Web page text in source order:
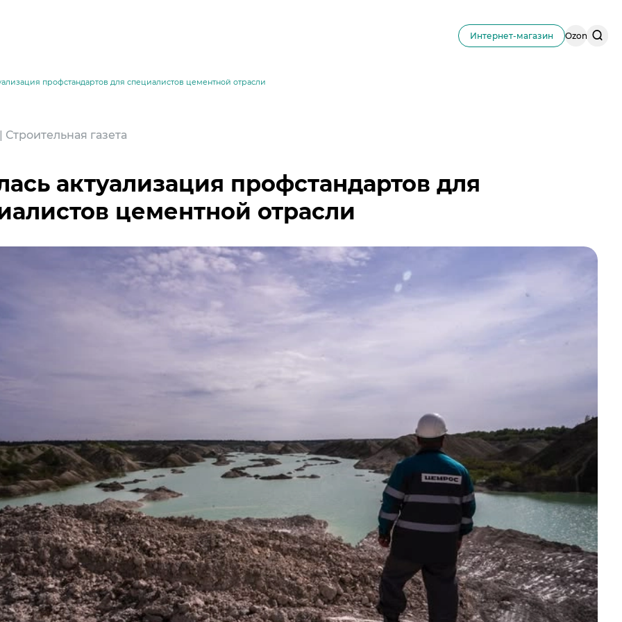
Интернет-магазин Ozon
профстандартов для специалистов цементной отрасли
Строительная газета
актуализация профстандартов для
цементной отрасли